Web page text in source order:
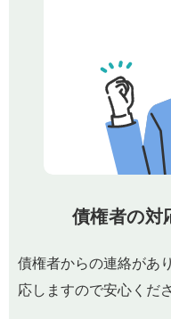
債権者の対
債権者からの連絡があ
応しますので安心くださ